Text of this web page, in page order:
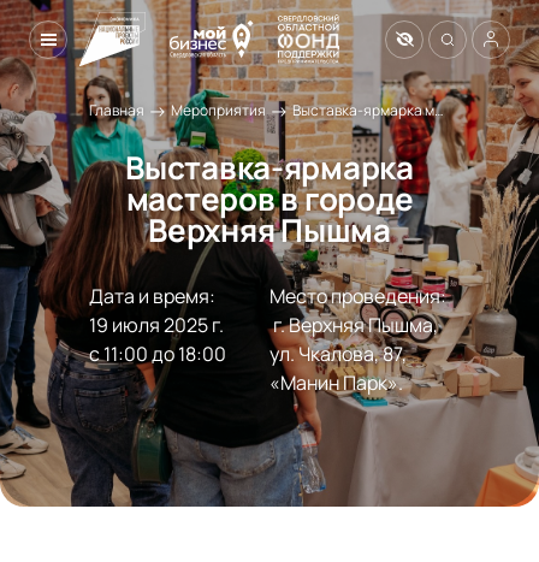
Главная →Мероприятия→ Выставка-ярмарка мастеров в городе Верхняя Пышма
Выставка-ярмарка
мастеров в городе
Верхняя Пышма
Дата и время:
19 июля 2025 г.
с 11:00 до 18:00
Место проведения:
г. Верхняя Пышма,
ул. Чкалова, 87,
«Манин Парк».